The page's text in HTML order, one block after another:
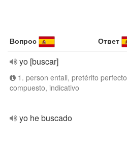
Вопрос Ответ
yo [buscar]
1. person entall, pretérito perfecto
compuesto, indicativo
yo he buscado